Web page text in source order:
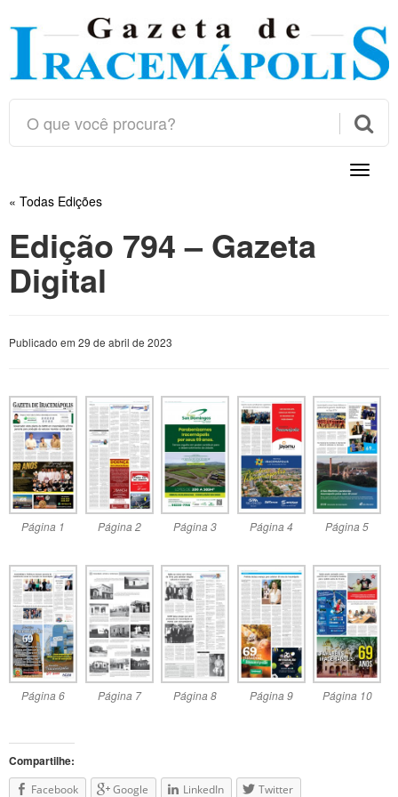

Toggle
« Todas Edições
Edição 794 – Gazeta
Digital
Publicado em 29 de abril de 2023
Página 1 Página 2 Página 3 Página 4 Página 5
Página 6 Página 7 Página 8 Página 9 Página 10
Compartilhe:
Facebook Google LinkedIn Twitter